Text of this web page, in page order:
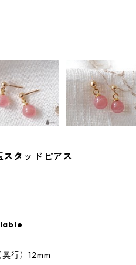
タッドピアス
行）12mm